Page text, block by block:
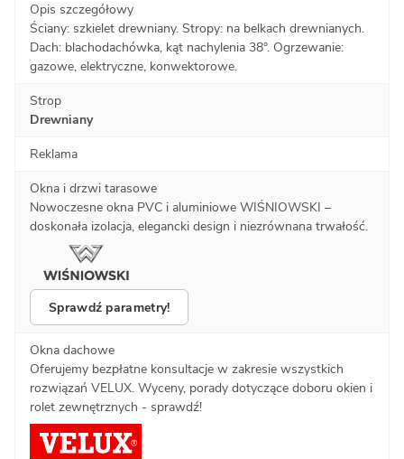
Opis szczegółowy
Ściany: szkielet drewniany. Stropy: na belkach drewnianych.
Dach: blachodachówka, kąt nachylenia 38°. Ogrzewanie:
gazowe, elektryczne, konwektorowe.
Strop
Drewniany
Reklama
Okna i drzwi tarasowe
Nowoczesne okna PVC i aluminiowe WIŚNIOWSKI –
doskonała izolacja, elegancki design i niezrównana trwałość.
Sprawdź parametry!
Okna dachowe
Oferujemy bezpłatne konsultacje w zakresie wszystkich
rozwiązań VELUX. Wyceny, porady dotyczące doboru okien i
rolet zewnętrznych - sprawdź!